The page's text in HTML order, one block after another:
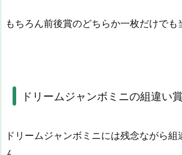
もちろん前後賞のどちらか一枚だけでも
ドリームジャンボミニの組違い賞
ドリームジャンボミニには残念ながら